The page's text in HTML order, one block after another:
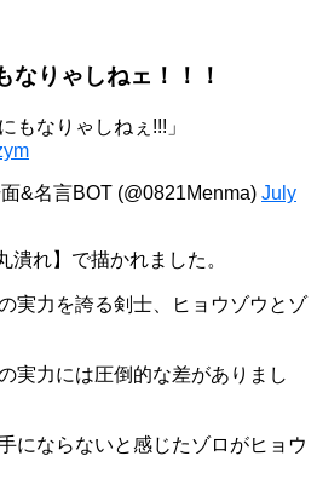
なりゃしねェ！！！
もなりゃしねぇ!!!」
&名言BOT (@0821Menma) July
れ】で描かれました。
実力を誇る剣士、ヒョウゾウとゾ
実力には圧倒的な差がありまし
にならないと感じたゾロがヒョウ